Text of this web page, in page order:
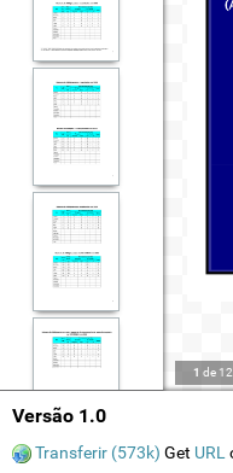
1 de 12
Versão 1.0
Transferir (573k) Get URL